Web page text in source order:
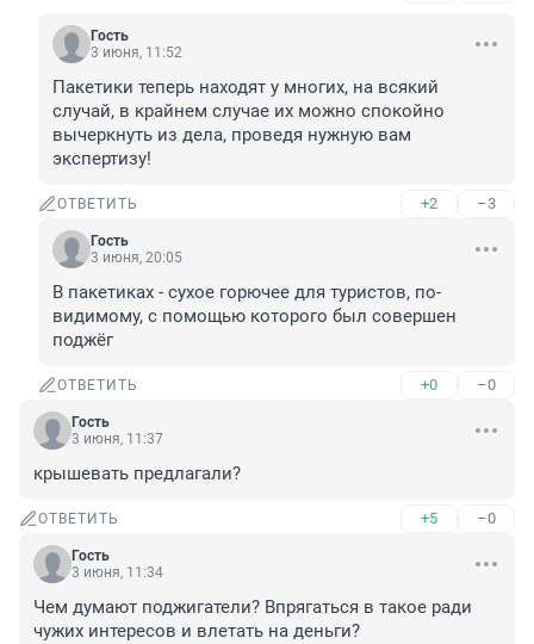
Гость
3 июня, 11:52
Пакетики теперь находят у многих, на всякий
случай, в крайнем случае их можно спокойно
вычеркнуть из дела, проведя нужную вам
экспертизу!
ОТВЕТИТЬ +2 –3
Гость
3 июня, 20:05
В пакетиках - сухое горючее для туристов, по-
видимому, с помощью которого был совершен
поджёг
ОТВЕТИТЬ +0 –0
Гость
3 июня, 11:37
крышевать предлагали?
ОТВЕТИТЬ +5 –0
Гость
3 июня, 11:34
Чем думают поджигатели? Впрягаться в такое ради
чужих интересов и влетать на деньги?